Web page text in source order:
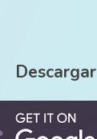
Descargar